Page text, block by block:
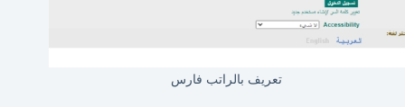
تعريف بالراتب فارس